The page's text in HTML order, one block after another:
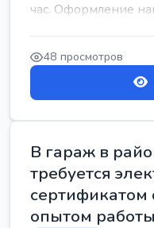
час. Оформление
48 просмотров
В гараж в
требуется
сертификатом
опытом работы